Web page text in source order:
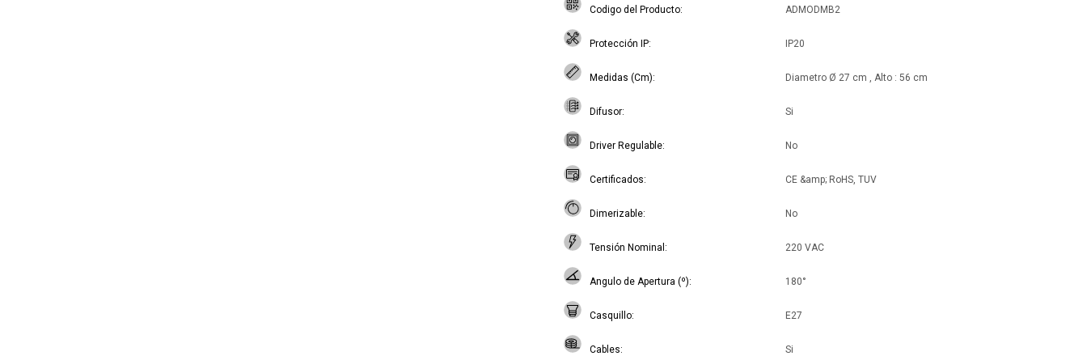
Codigo del Producto ADMODMB2
Protección IP IP20
Medidas (Cm) Diametro Ø 27 cm , Alto : 56 cm
Difusor Si
Driver Regulable No
Certificados CE &amp; RoHS, TUV
Dimerizable No
Tensión Nominal 220 VAC
Angulo de Apertura (º) 180°
Casquillo E27
Cables Si